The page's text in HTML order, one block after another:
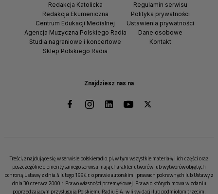
Znajdziesz nas na
Redakcja Katolicka
Redakcja Ekumeniczna
Centrum Edukacji Medialnej
Agencja Muzyczna Polskiego Radia
Studia nagraniowe i koncertowe
Sklep Polskiego Radia
Regulamin serwisu
Polityka prywatności
Ustawienia prywatności
Dane osobowe
Kontakt
Treści, znajdujące się w serwisie polskieradio.pl, w tym wszystkie materiały i ich części oraz
poszczególne elementy samego serwisu mają charakter utworów lub wytworów objętych
ochroną Ustawy z dnia 4 lutego 1994 r. o prawie autorskim i prawach pokrewnych lub Ustawy z
dnia 30 czerwca 2000 r. Prawo własności przemysłowej. Prawa o których mowa w zdaniu
poprzedzającym przysługują Polskiemu Radiu S.A. w likwidacji lub podmiotom trzecim.